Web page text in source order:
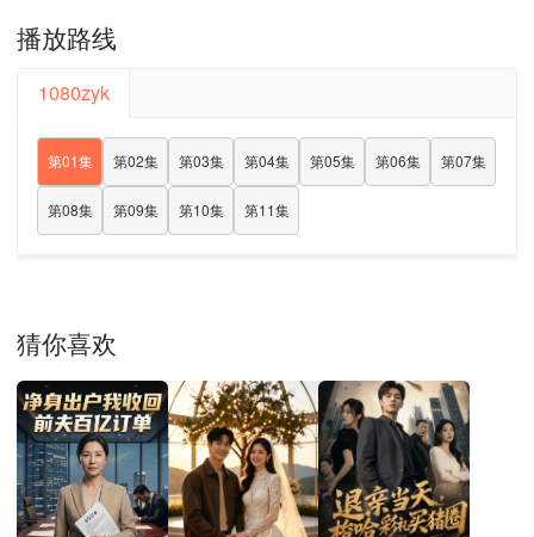
播放路线
1080zyk
第01集 第02集 第03集 第04集 第05集 第06集 第07集
第08集 第09集 第10集 第11集
猜你喜欢